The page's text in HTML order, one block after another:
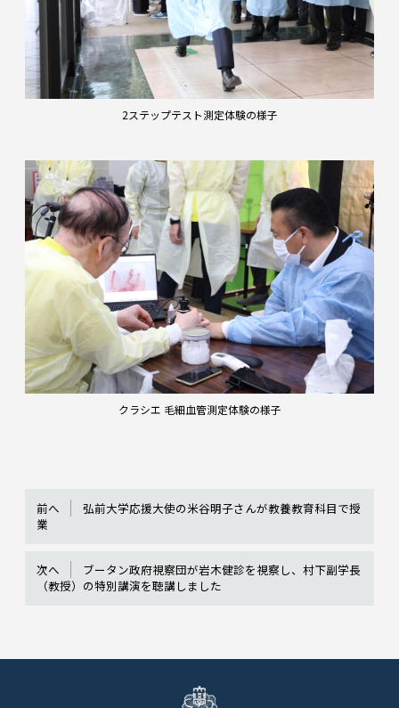
2ステップテスト測定体験の様子
クラシエ 毛細血管測定体験の様子
前へ
弘前大学応援大使の米谷明子さんが教養教育科目で授
業
次へ
ブータン政府視察団が岩木健診を視察し、村下副学長
（教授）の特別講演を聴講しました